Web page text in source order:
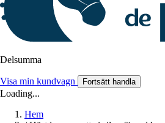
Delsumma
Visa min kundvagn Fortsätt handla
Loading...
Hem